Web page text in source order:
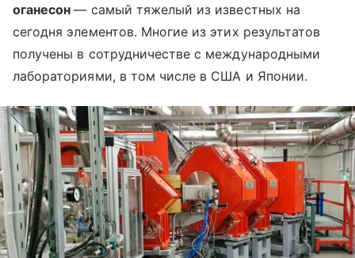
оганесон— самый тяжелый из известных на
сегодня элементов. Многие из этих результатов
получены в сотрудничестве с международными
лабораториями, в том числе в США и Японии.